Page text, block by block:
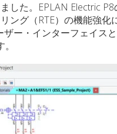
した。EPLAN Electric
ング（RTE）の機能強化
ー・インターフェイス